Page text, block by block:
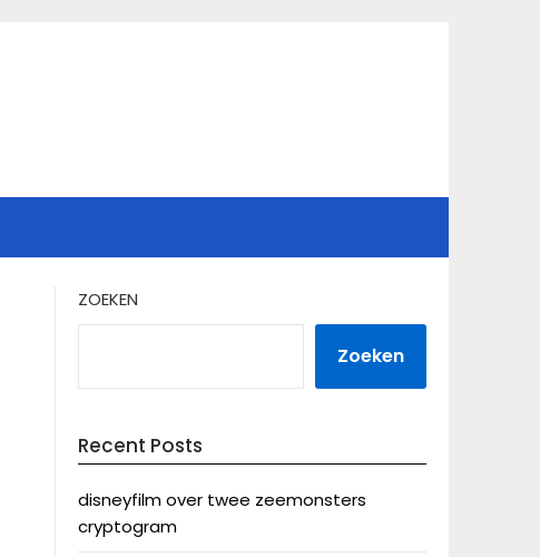
ZOEKEN
Zoeken
Recent Posts
disneyfilm over twee zeemonsters
cryptogram